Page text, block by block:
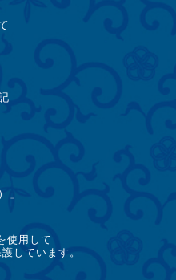
」
使用して
しています。